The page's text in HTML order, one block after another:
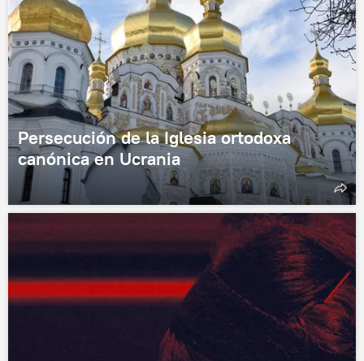
Persecución de la Iglesia ortodoxa
canónica en Ucrania